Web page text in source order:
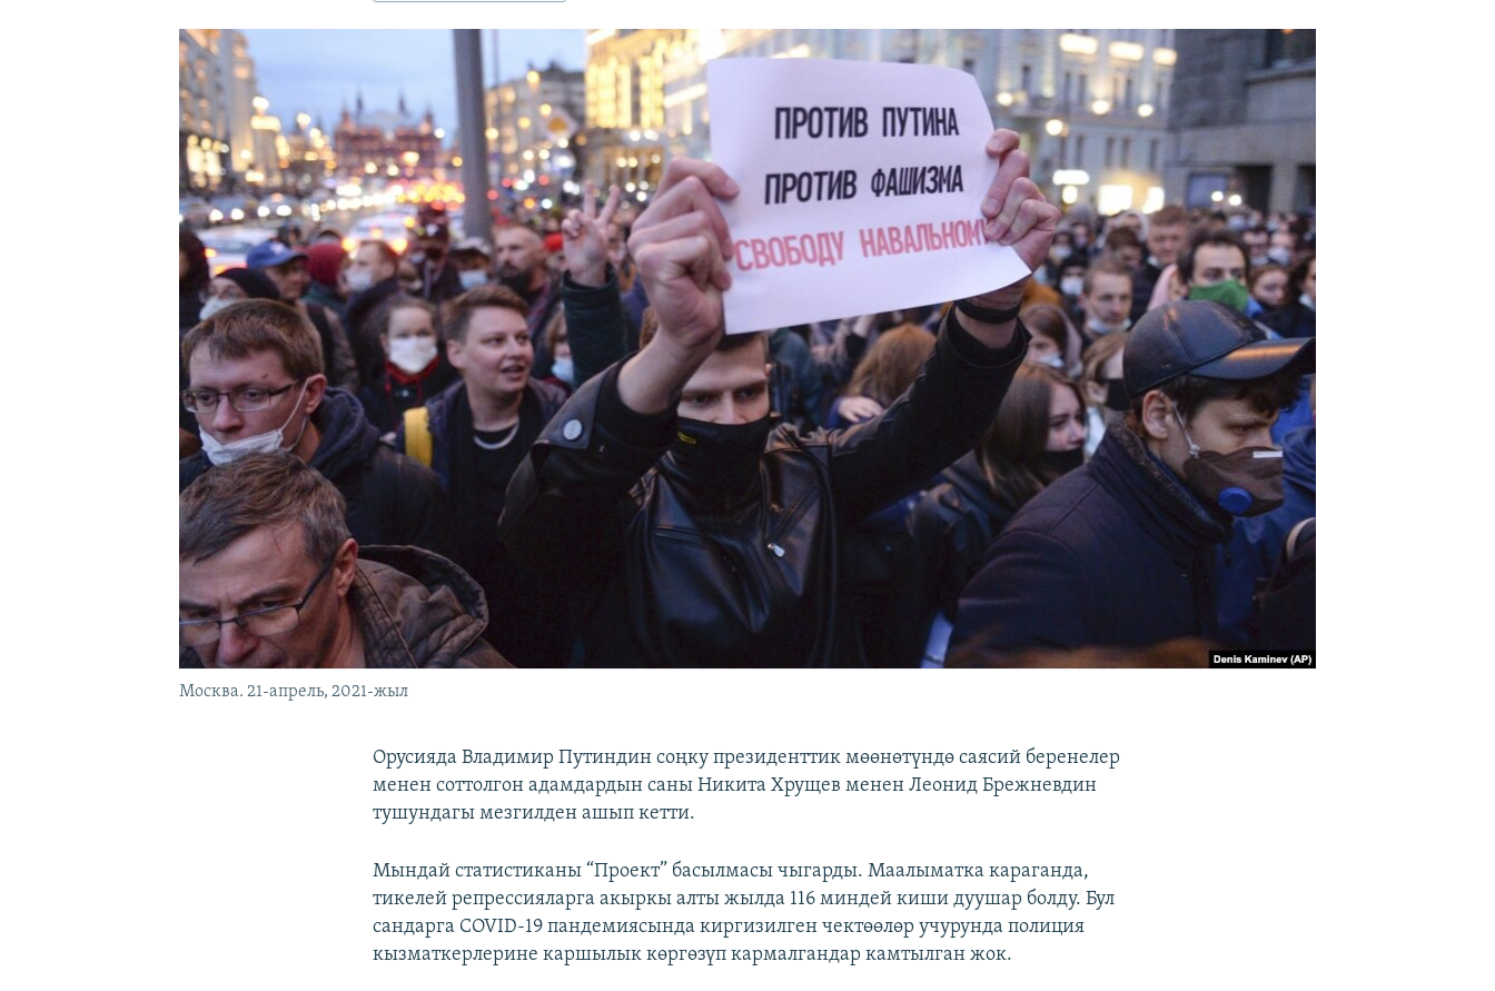
ЫҢГАЙСЫЗ СУРООЛОР
Москва. 21-апрель, 2021-жыл
Орусияда Владимир Путиндин соңку президенттик мөөнөтүндө саясий беренелер
менен соттолгон адамдардын саны Никита Хрущев менен Леонид Брежневдин
тушундагы мезгилден ашып кетти.
Мындай статистиканы “Проект” басылмасы чыгарды. Маалыматка караганда,
тикелей репрессияларга акыркы алты жылда 116 миндей киши дуушар болду. Бул
сандарга COVID-19 пандемиясында киргизилген чектөөлөр учурунда полиция
кызматкерлерине каршылык көргөзүп кармалгандар камтылган жок.